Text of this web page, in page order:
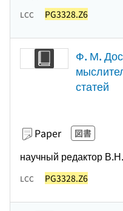
LCC PG3328.Z6
Ф. М.
статей
Paper 図書
научный редактор
LCC PG3328.Z6